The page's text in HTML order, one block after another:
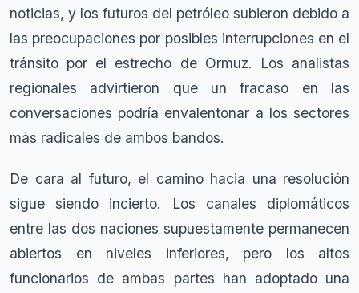
noticias, y los futuros del petróleo subieron debido a
las preocupaciones por posibles interrupciones en el
tránsito por el estrecho de Ormuz. Los analistas
regionales advirtieron que un fracaso en las
conversaciones podría envalentonar a los sectores
más radicales de ambos bandos.
De cara al futuro, el camino hacia una resolución
sigue siendo incierto. Los canales diplomáticos
entre las dos naciones supuestamente permanecen
abiertos en niveles inferiores, pero los altos
funcionarios de ambas partes han adoptado una